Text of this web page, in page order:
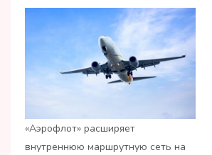
«Аэрофлот» расширяет
внутреннюю маршрутную сеть на